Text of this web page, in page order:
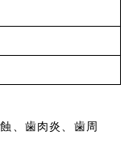
、歯肉炎、歯周